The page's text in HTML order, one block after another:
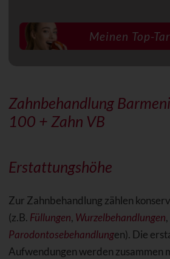
Zahnbehandlung
100 + Zahn VB
Erstattungshöhe
Zur Zahnbehandlung zählen
(z.B. Füllungen, Wurzelbehandlungen,
Parodontosebehandlungen). Die
Aufwendungen werden zusammen